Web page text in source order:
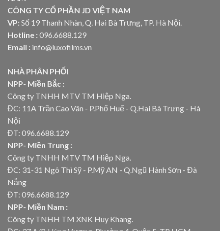
CÔNG TY CỔ PHẦN JD VIỆT NAM
VP: Số 19 Thanh Nhàn, Q. Hai Bà Trưng, TP. Hà Nội.
Hotline : 096.6688.129
Email : info@luxofilms.vn
NHÀ PHÂN PHỐI
NPP- Miền Bắc :
Công ty TNHH MTV TM Hiệp Nga.
ĐC: 11A Trần Cao Vân - P.Phố Huế - Q.Hai Bà Trưng - Hà
Nội
ĐT: 096.6688.129
NPP- Miền Trung :
Công ty TNHH MTV TM Hiệp Nga.
ĐC: 31-31 Ngô Thì Sỹ - P.Mỹ AN - Q.Ngũ Hành Sơn - Đà
Nẵng
ĐT: 096.6688.129
NPP- Miền Nam :
Công ty TNHH TM XNK Huy Khang.